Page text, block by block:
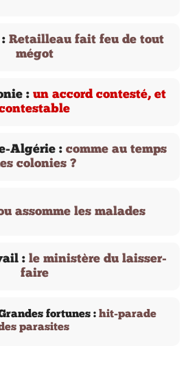
Retailleau fait feu de tout
mégot
: un accord contesté, et
Algérie : comme au temps
colonies ?
assomme les malades
: le ministère du laisser-
faire
fortunes : hit-parade
parasites